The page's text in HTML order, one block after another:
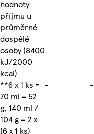
hodnoty
příjmu u
průměrné
dospělé
osoby (8400
kJ/2000
kcal)
**6 x 1 ks =
70 ml = 52
g, 140 ml /
104 g = 2 x
(6 x 1 ks)
- -